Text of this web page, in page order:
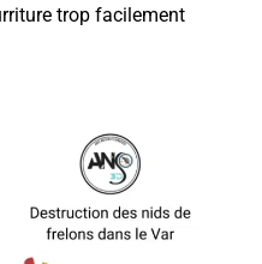
trop facilement